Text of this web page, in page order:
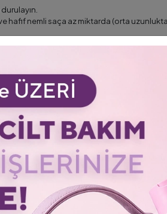
hafif nemli saça az miktarda (orta
daha parlak ve daha yumuşak saçlara